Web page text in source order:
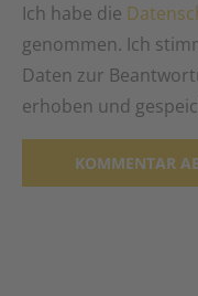
Ich habe die
genommen. Ich
Daten zur
erhoben und